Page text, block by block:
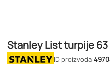
Stanley List turpije 63
ID proizvoda: